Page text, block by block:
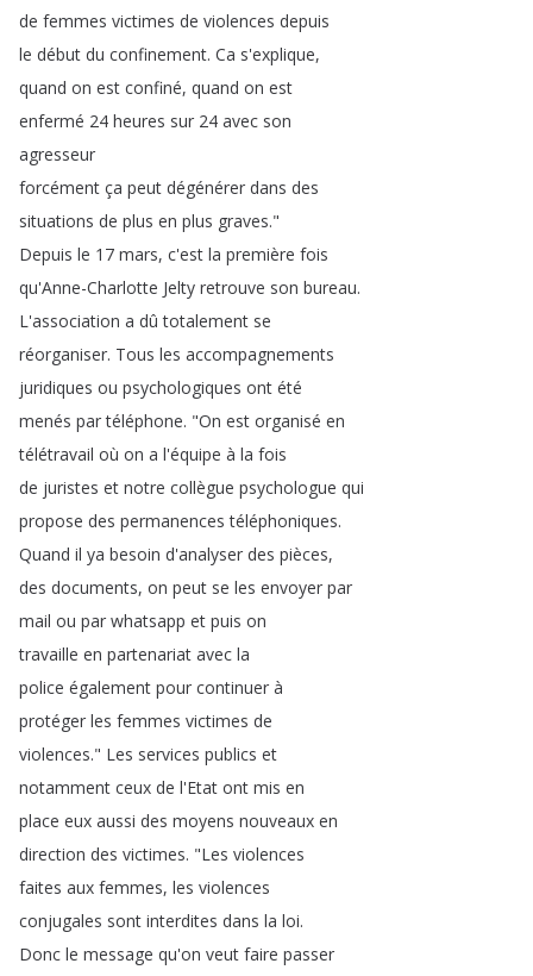
de femmes victimes de violences depuis
le début du confinement. Ca s'explique,
quand on est confiné, quand on est
enfermé 24 heures sur 24 avec son
agresseur
forcément ça peut dégénérer dans des
situations de plus en plus graves."
Depuis le 17 mars, c'est la première fois
qu'Anne-Charlotte Jelty retrouve son bureau.
L'association a dû totalement se
réorganiser. Tous les accompagnements
juridiques ou psychologiques ont été
menés par téléphone. "On est organisé en
télétravail où on a l'équipe à la fois
de juristes et notre collègue psychologue qui
propose des permanences téléphoniques.
Quand il ya besoin d'analyser des pièces,
des documents, on peut se les envoyer par
mail ou par whatsapp et puis on
travaille en partenariat avec la
police également pour continuer à
protéger les femmes victimes de
violences." Les services publics et
notamment ceux de l'Etat ont mis en
place eux aussi des moyens nouveaux en
direction des victimes. "Les violences
faites aux femmes, les violences
conjugales sont interdites dans la loi.
Donc le message qu'on veut faire passer